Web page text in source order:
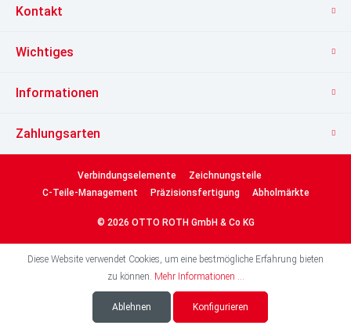
Kontakt
Wichtiges
Informationen
Zahlungsarten
© 2026 OTTO ROTH GmbH & Co KG
Verbindungselemente
Zeichnungsteile
C-Teile-Management
Präzisionsfertigung Abholmärkte
Diese Website verwendet Cookies, um eine bestmögliche Erfahrung bieten
zu können. Mehr Informationen ...
Ablehnen Konfigurieren